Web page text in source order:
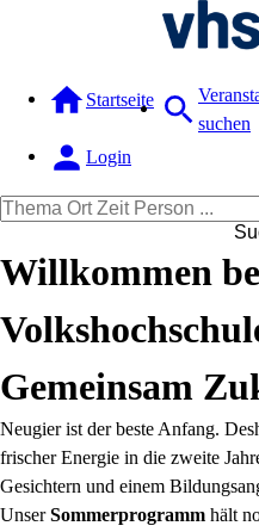
Startseite
suchen
Login
Willkommen
Gemeinsam
Neugier ist der beste Anfang.
frischer Energie in die zweite
Gesichtern und einem
UnserSommerprogramm hält